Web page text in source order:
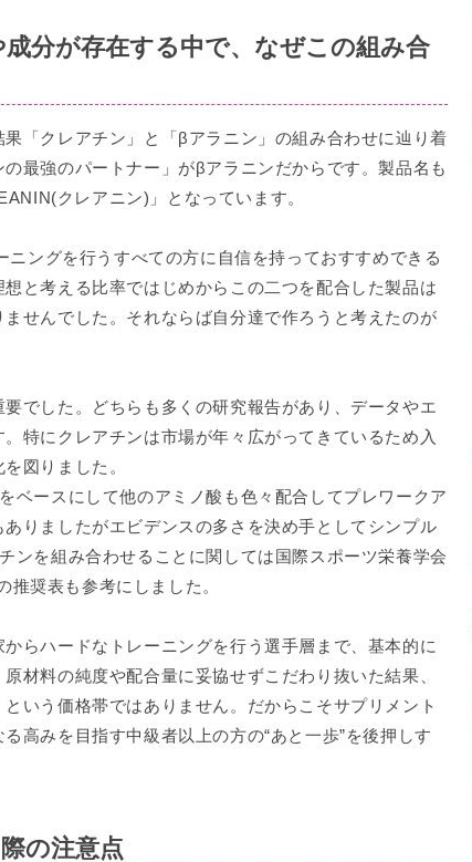
分が存在する中で、なぜこの組み合
「クレアチン」と「βアラニン」の組み合わせに辿り着
最強のパートナー」がβアラニンだからです。製品名も
クレアニン)」となっています。
ングを行うすべての方に自信を持っておすすめできる
と考える比率ではじめからこの二つを配合した製品は
せんでした。それならば自分達で作ろうと考えたのが
でした。どちらも多くの研究報告があり、データやエ
特にクレアチンは市場が年々広がってきているため入
図りました。
ベースにして他のアミノ酸も色々配合してプレワークア
りましたがエビデンスの多さを決め手としてシンプル
ンを組み合わせることに関しては国際スポーツ栄養学会
奨表も参考にしました。
らハードなトレーニングを行う選手層まで、基本的に
材料の純度や配合量に妥協せずこだわり抜いた結果、
いう価格帯ではありません。だからこそサプリメント
高みを目指す中級者以上の方の“あと一歩”を後押しす
の注意点